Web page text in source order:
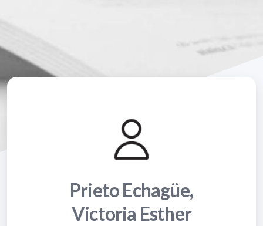
Prieto Echagüe,
Victoria Esther